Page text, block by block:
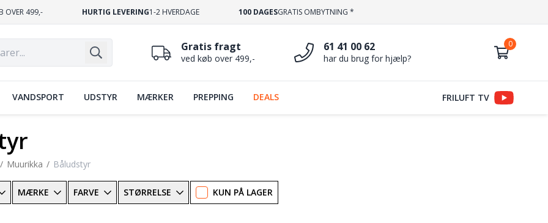
OVER 499,- HURTIG LEVERING1-2 HVERDAGE 100 DAGESGRATIS OMBYTNING *
Gratis fragt
ved køb over 499,-
61 41 00 62
har du brug for hjælp?
VANDSPORT UDSTYR MÆRKER PREPPING DEALS FRILUFT TV
Muurikka Båludstyr
MÆRKE FARVE STØRRELSE KUN PÅ LAGER